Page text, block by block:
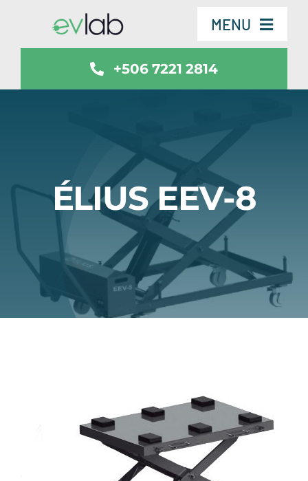
content
MENU
Contáctenos
+506 7221 2814
ÉLIUS EEV-8